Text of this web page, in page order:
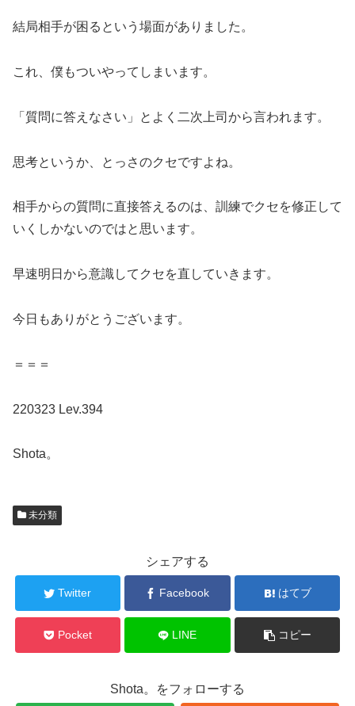
結局相手が困るという場面がありました。
これ、僕もついやってしまいます。
「質問に答えなさい」とよく二次上司から言われます。
思考というか、とっさのクセですよね。
相手からの質問に直接答えるのは、訓練でクセを修正して
いくしかないのではと思います。
早速明日から意識してクセを直していきます。
今日もありがとうございます。
＝＝＝
220323 Lev.394
Shota。
未分類
シェアする
Twitter Facebook はてブ
Pocket LINE コピー
Shota。をフォローする